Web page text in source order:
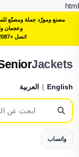
html
مصنع ومورّد جملة ومصنّع
وعجمان
اتصل +971505992087
Jackets
English
| العربية
واتساب